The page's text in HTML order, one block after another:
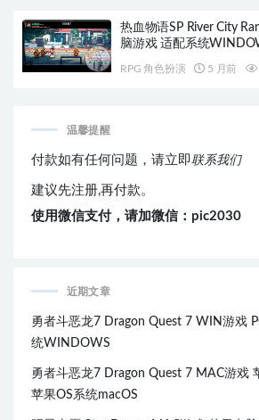
热血物语SP River City
脑游戏 适配系统
RPG 角色扮演 5 月前
温馨提醒
付款如有任何问题，请立即联系我们
建议先注册,再付款。
使用微信支付，请加微信：pic2030
近期文章
勇者斗恶龙7 Dragon Quest 7 WIN游戏
统WINDOWS
勇者斗恶龙7 Dragon Quest 7 MAC游戏
苹果OS系统macOS